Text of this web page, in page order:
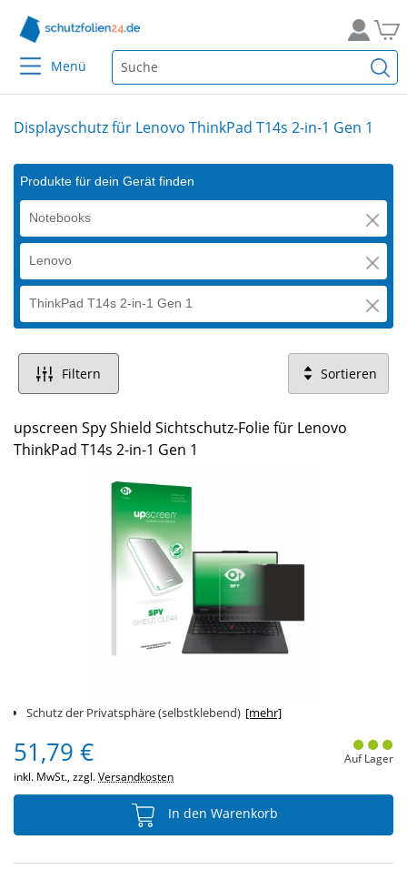
Menü
Displayschutz für Lenovo ThinkPad T14s 2-in-1 Gen 1
Produkte für dein Gerät finden
Notebooks
Lenovo
ThinkPad T14s 2-in-1 Gen 1
Filtern Sortieren
upscreen Spy Shield Sichtschutz-Folie für Lenovo
ThinkPad T14s 2-in-1 Gen 1
Schutz der Privatsphäre (selbstklebend) [mehr]
51,79 €
inkl. MwSt., zzgl.Versandkosten
Auf Lager
In den Warenkorb